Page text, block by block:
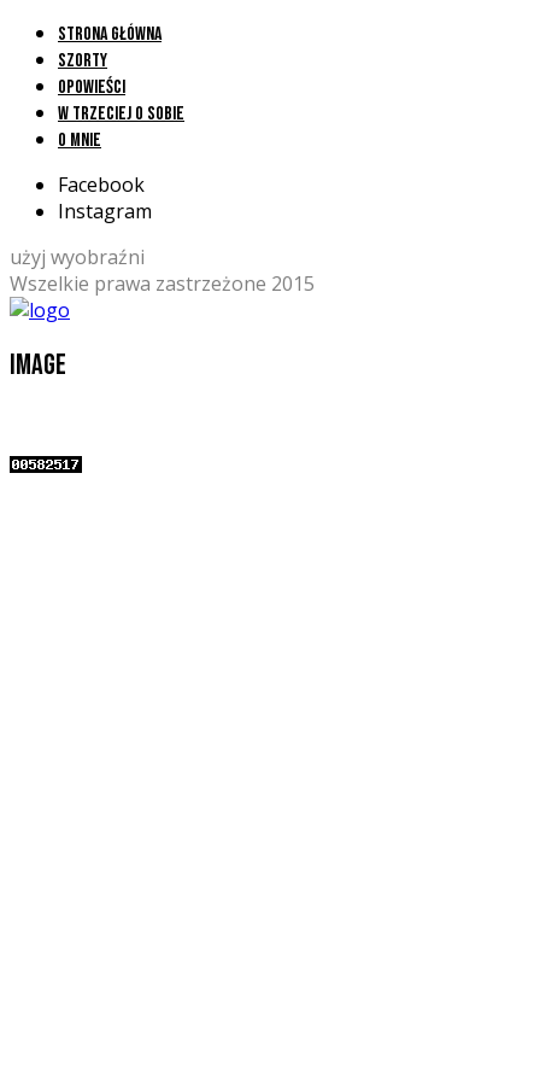
Strona główna
Szorty
Opowieści
W trzeciej o sobie
O mnie
Facebook
Instagram
użyj wyobraźni
Wszelkie prawa zastrzeżone 2015
image